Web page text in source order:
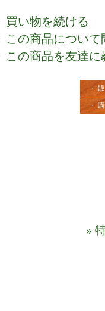
買い物を続ける
この商品につい
この商品を友達に
・
・
»